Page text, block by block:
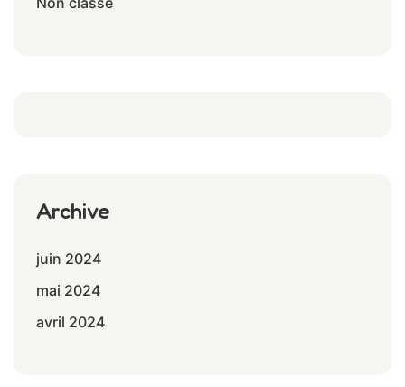
Archive
juin 2024
mai 2024
avril 2024